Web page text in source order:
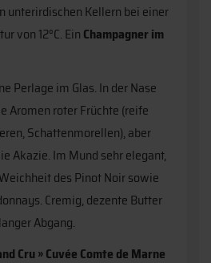
unterirdischen Kellern bei einer
von 12°C. Ein Champagner im
Perlage im Glas. In der Nase
Aromen roter Früchte (reife
Schattenmorellen), aber
Akazie. Im Mund sehr elegant,
des Pinot Noir sowie
Cremig, dezente Butter
Abgang.
Cru » Cuvée Comte de Marne